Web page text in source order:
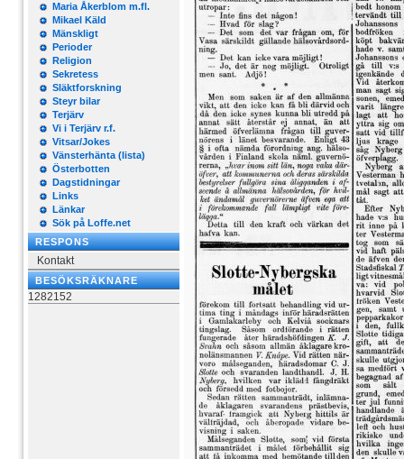
Maria Åkerblom m.fl.
Mikael Käld
Mänskligt
Perioder
Religion
Sekretess
Släktforskning
Steyr bilar
Terjärv
Vi i Terjärv r.f.
Vitsar/Jokes
Vänsterhänta (lista)
Österbotten
Dagstidningar
Links
Länkar
Sök på Loffe.net
RESPONS
Kontakt
BESÖKSRÄKNARE
1282152